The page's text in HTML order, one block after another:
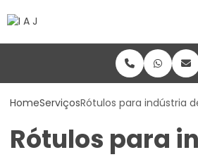
HomeServiçosRótulos para indústria
Rótulos para